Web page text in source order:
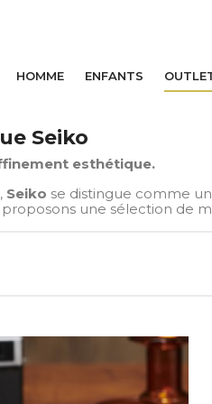
HOMME ENFANTS
Seiko
esthétique.
Seiko se distingue comme
proposons une sélection de